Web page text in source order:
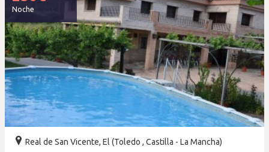
Noche
Real de San Vicente, El (Toledo , Castilla - La Mancha)